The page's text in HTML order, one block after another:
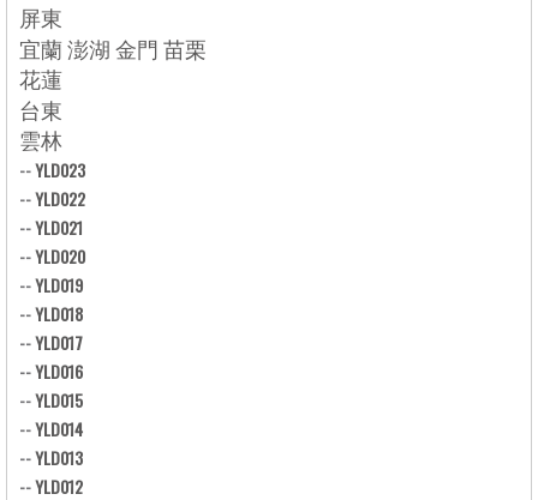
屏東
宜蘭 澎湖 金門 苗栗
花蓮
台東
雲林
--YLD023
--YLD022
--YLD021
--YLD020
--YLD019
--YLD018
--YLD017
--YLD016
--YLD015
--YLD014
--YLD013
--YLD012